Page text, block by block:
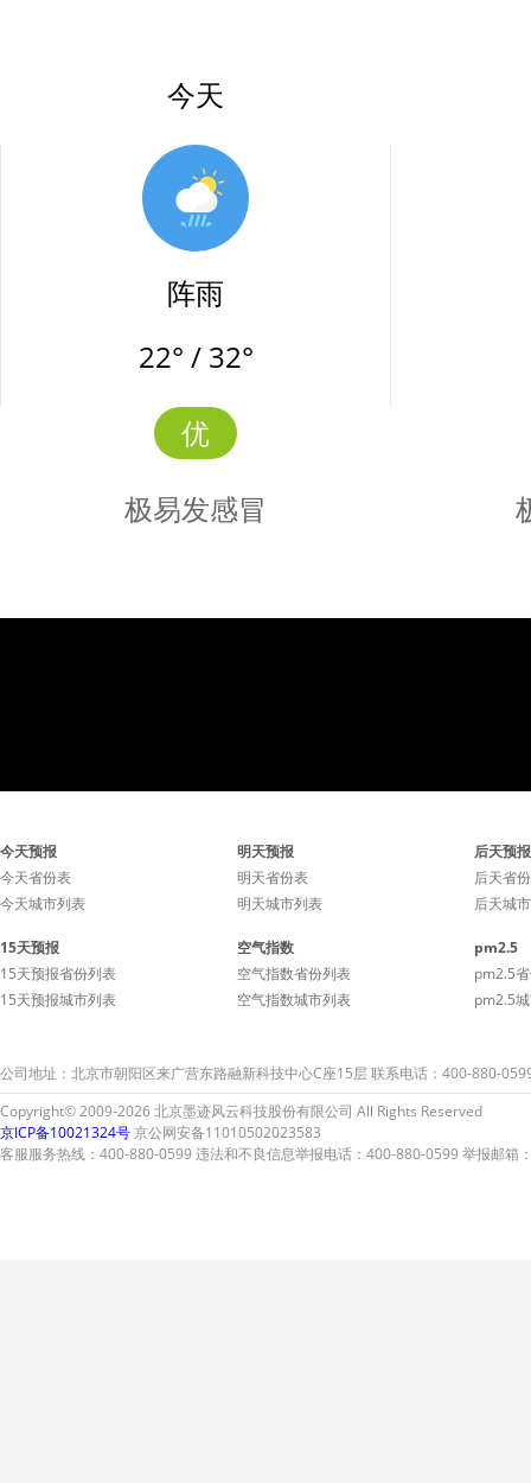
今天
阵雨
22° / 32°
优
极易发感冒
感冒极易发生，避免去人群
密集的场所，勤洗手勤通风
有利于降低感冒几率。
感冒极
密集的
有利
今天预报
今天省份表
今天城市列表
明天预报
明天省份表
明天城市列表
后天预报
后天省
后天城
15天预报
15天预报省份列表
15天预报城市列表
空气指数
空气指数省份列表
空气指数城市列表
pm2.5
pm2.5
pm2.5
公司地址：北京市朝阳区来广营东路融新科技中心C座15层 联系电话：400-880-
Copyright© 2009-2026 北京墨迹风云科技股份有限公司 All Rights Reserved
京ICP备10021324号京公网安备11010502023583
客服服务热线：400-880-0599 违法和不良信息举报电话：400-880-0599 举报邮箱